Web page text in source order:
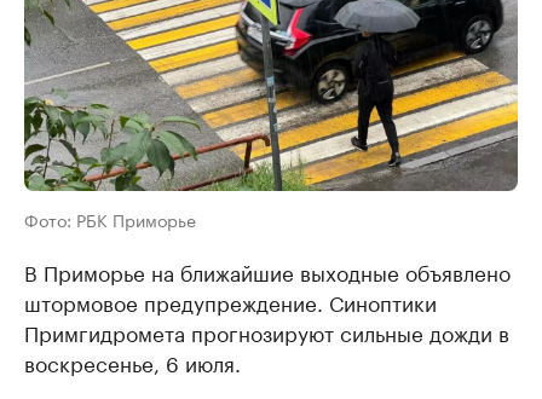
Фото: РБК Приморье
В Приморье на ближайшие выходные объявлено
штормовое предупреждение. Синоптики
Примгидромета прогнозируют сильные дожди в
воскресенье, 6 июля.